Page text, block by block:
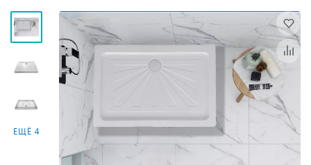
ЕЩЁ 4